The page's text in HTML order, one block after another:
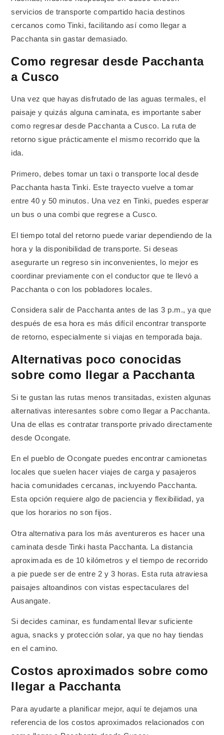
servicios de transporte compartido hacia destinos
cercanos como Tinki, facilitando así como llegar a
Pacchanta sin gastar demasiado.
Como regresar desde Pacchanta
a Cusco
Una vez que hayas disfrutado de las aguas termales, el
paisaje y quizás alguna caminata, es importante saber
como regresar desde Pacchanta a Cusco. La ruta de
retorno sigue prácticamente el mismo recorrido que la
ida.
Primero, debes tomar un taxi o transporte local desde
Pacchanta hasta Tinki. Este trayecto vuelve a tomar
entre 40 y 50 minutos. Una vez en Tinki, puedes esperar
un bus o una combi que regrese a Cusco.
El tiempo total del retorno puede variar dependiendo de la
hora y la disponibilidad de transporte. Si deseas
asegurarte un regreso sin inconvenientes, lo mejor es
coordinar previamente con el conductor que te llevó a
Pacchanta o con los pobladores locales.
Considera salir de Pacchanta antes de las 3 p.m., ya que
después de esa hora es más difícil encontrar transporte
de retorno, especialmente si viajas en temporada baja.
Alternativas poco conocidas
sobre como llegar a Pacchanta
Si te gustan las rutas menos transitadas, existen algunas
alternativas interesantes sobre como llegar a Pacchanta.
Una de ellas es contratar transporte privado directamente
desde Ocongate.
En el pueblo de Ocongate puedes encontrar camionetas
locales que suelen hacer viajes de carga y pasajeros
hacia comunidades cercanas, incluyendo Pacchanta.
Esta opción requiere algo de paciencia y flexibilidad, ya
que los horarios no son fijos.
Otra alternativa para los más aventureros es hacer una
caminata desde Tinki hasta Pacchanta. La distancia
aproximada es de 10 kilómetros y el tiempo de recorrido
a pie puede ser de entre 2 y 3 horas. Esta ruta atraviesa
paisajes altoandinos con vistas espectaculares del
Ausangate.
Si decides caminar, es fundamental llevar suficiente
agua, snacks y protección solar, ya que no hay tiendas
en el camino.
Costos aproximados sobre como
llegar a Pacchanta
Para ayudarte a planificar mejor, aquí te dejamos una
referencia de los costos aproximados relacionados con